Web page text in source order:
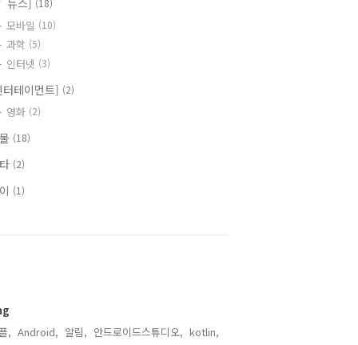
뉴스] (18)
모바일 (10)
과학 (5)
인터넷 (3)
터테이먼트] (2)
영화 (2)
(18)
(2)
(1)
, Android, 알림, 안드로이드스튜디오, kotlin,